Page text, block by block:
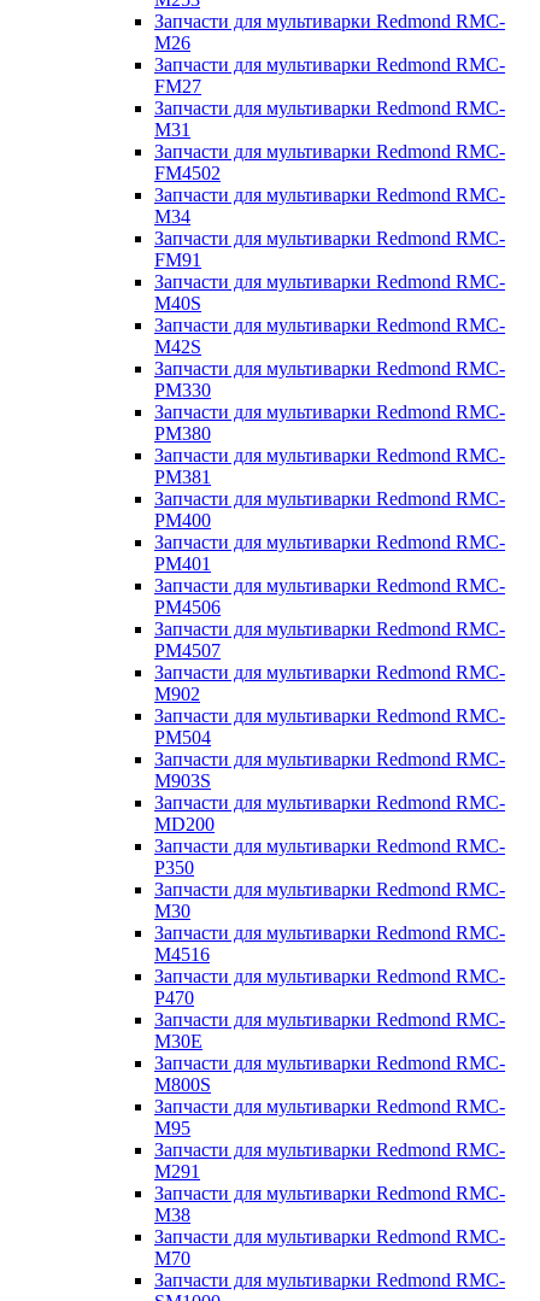
Запчасти для мультиварки Redmond RMC-
M26
Запчасти для мультиварки Redmond RMC-
FM27
Запчасти для мультиварки Redmond RMC-
M31
Запчасти для мультиварки Redmond RMC-
FM4502
Запчасти для мультиварки Redmond RMC-
M34
Запчасти для мультиварки Redmond RMC-
FM91
Запчасти для мультиварки Redmond RMC-
M40S
Запчасти для мультиварки Redmond RMC-
M42S
Запчасти для мультиварки Redmond RMC-
PM330
Запчасти для мультиварки Redmond RMC-
PM380
Запчасти для мультиварки Redmond RMC-
PM381
Запчасти для мультиварки Redmond RMC-
PM400
Запчасти для мультиварки Redmond RMC-
PM401
Запчасти для мультиварки Redmond RMC-
PM4506
Запчасти для мультиварки Redmond RMC-
PM4507
Запчасти для мультиварки Redmond RMC-
M902
Запчасти для мультиварки Redmond RMC-
PM504
Запчасти для мультиварки Redmond RMC-
M903S
Запчасти для мультиварки Redmond RMC-
MD200
Запчасти для мультиварки Redmond RMC-
P350
Запчасти для мультиварки Redmond RMC-
M30
Запчасти для мультиварки Redmond RMC-
M4516
Запчасти для мультиварки Redmond RMC-
P470
Запчасти для мультиварки Redmond RMC-
M30E
Запчасти для мультиварки Redmond RMC-
M800S
Запчасти для мультиварки Redmond RMC-
M95
Запчасти для мультиварки Redmond RMC-
M291
Запчасти для мультиварки Redmond RMC-
M38
Запчасти для мультиварки Redmond RMC-
M70
Запчасти для мультиварки Redmond RMC-